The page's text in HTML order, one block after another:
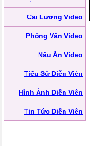
Cải Lương Video
Phỏng Vấn Video
Nấu Ăn Video
Tiểu Sử Diễn Viên
Hình Ảnh Diễn Viên
Tin Tức Diễn Viên